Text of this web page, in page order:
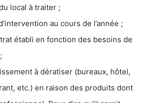
local à traiter ;
au cours de l’année ;
établi en fonction des besoins de
à dératiser (bureaux, hôtel,
etc.) en raison des produits dont